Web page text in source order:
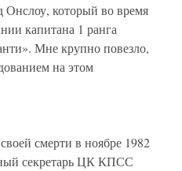
Онслоу, который во время
капитана 1 ранга
Мне крупно повезло,
на этом
смерти в ноябре 1982
секретарь ЦК КПСС